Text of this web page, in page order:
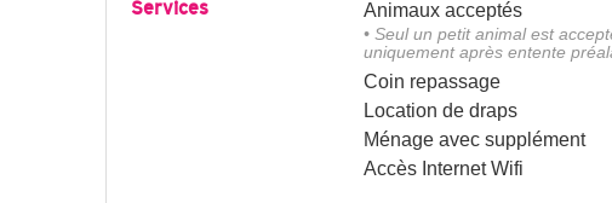
Services Animaux acceptés
• Seul un petit animal est
uniquement après entente
Coin repassage
Location de draps
Ménage avec supplément
Accès Internet Wifi